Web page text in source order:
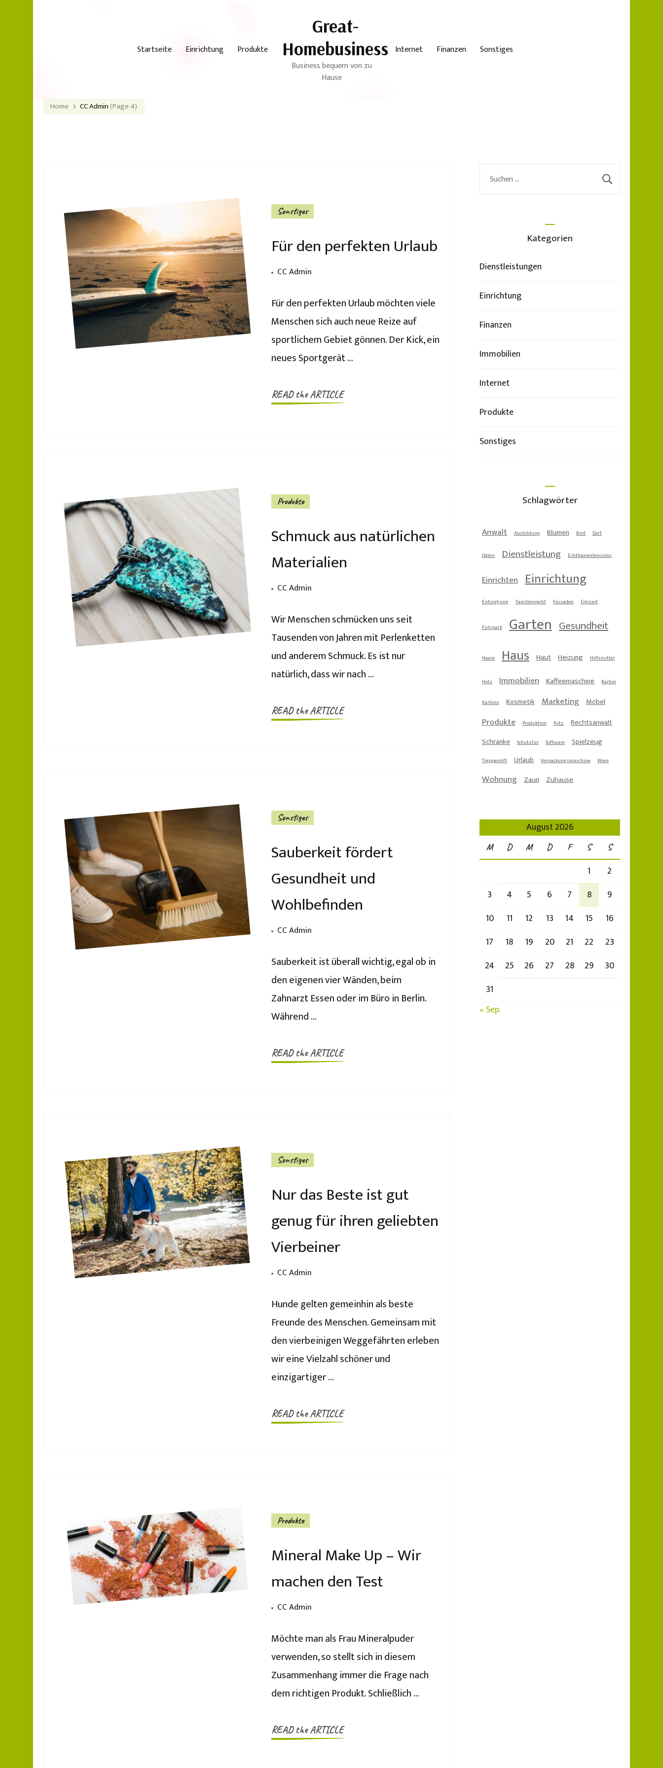
Startseite Einrichtung Produkte Internet Finanzen Sonstiges
Great-
Homebusiness
Business bequem von zu
Hause
Home CC Admin(Page 4)
Sonstiges
Für den perfekten Urlaub
CC Admin
Für den perfekten Urlaub möchten viele
Menschen sich auch neue Reize auf
sportlichem Gebiet gönnen. Der Kick, ein
neues Sportgerät …
READ the ARTICLE
Produkte
Schmuck aus natürlichen
Materialien
CC Admin
Wir Menschen schmücken uns seit
Tausenden von Jahren mit Perlenketten
und anderem Schmuck. Es ist nur
natürlich, dass wir nach …
READ the ARTICLE
Sonstiges
Sauberkeit fördert
Gesundheit und
Wohlbefinden
CC Admin
Sauberkeit ist überall wichtig, egal ob in
den eigenen vier Wänden, beim
Zahnarzt Essen oder im Büro in Berlin.
Während …
READ the ARTICLE
Sonstiges
Nur das Beste ist gut
genug für ihren geliebten
Vierbeiner
CC Admin
Hunde gelten gemeinhin als beste
Freunde des Menschen. Gemeinsam mit
den vierbeinigen Weggefährten erleben
wir eine Vielzahl schöner und
einzigartiger …
READ the ARTICLE
Produkte
Mineral Make Up – Wir
machen den Test
CC Admin
Möchte man als Frau Mineralpuder
verwenden, so stellt sich in diesem
Zusammenhang immer die Frage nach
dem richtigen Produkt. Schließlich …
READ the ARTICLE
Suchen
Kategorien
Dienstleistungen
Einrichtung
Finanzen
Immobilien
Internet
Produkte
Sonstiges
Schlagwörter
Anwalt Ausbildung Blumen Brot Dart
Daten Dienstleistung Echthaarextensions
Einrichten Einrichtung
Entsorgung Familienrecht Fassaden Freizeit
Fuhrpark Garten Gesundheit
Haare Haus Haut Heizung Hilfsmittel
Holz Immobilien Kaffeemaschine Karton
Kartons Kosmetik Marketing Möbel
Produkte Produktion Putz
Rechtsanwalt
Schranke
Schutztür Software Spielzeug
Treppenlift Urlaub Verpackungsmaschine Wien
Wohnung Zaun Zuhause
August 2026
M D M D F S S
1
2
3
4 5 6 7 8
9
10
11 12 13 14 15
16
17
18 19 20 21 22
23
24
25 26 27 28 29
30
31
« Sep.